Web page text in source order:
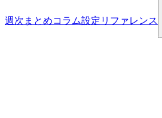
週次まとめコラム設定リファレンス